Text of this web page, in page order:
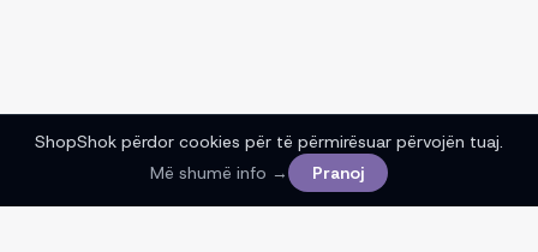
ShopShok përdor cookies për të përmirësuar përvojën tuaj.
Më shumë info →
Pranoj